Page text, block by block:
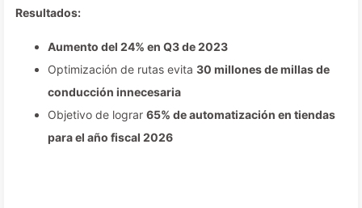
Resultados:
Aumento del 24% en Q3 de 2023
Optimización de rutas evita 30 millones de millas de
conducción innecesaria
Objetivo de lograr 65% de automatización en tiendas
para el año fiscal 2026